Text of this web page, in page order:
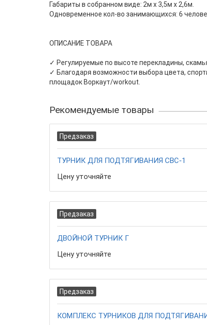
Габариты в собранном виде: 2м х 3,5м х 2,6м.
Одновременное кол-во занимающихся: 6
ОПИСАНИЕ ТОВАРА
✓ Регулируемые по высоте перекладины,
✓ Благодаря возможности выбора цвета,
площадок Воркаут/workout.
Рекомендуемые товары
Предзаказ
ТУРНИК ДЛЯ ПОДТЯГИВАНИЯ СВС-1
Цену уточняйте
Предзаказ
ДВОЙНОЙ ТУРНИК Г
Цену уточняйте
Предзаказ
КОМПЛЕКС ТУРНИКОВ ДЛЯ